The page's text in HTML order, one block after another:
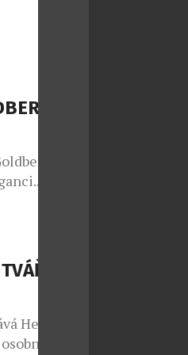
nové
S
italský
golf,
a
Heidi